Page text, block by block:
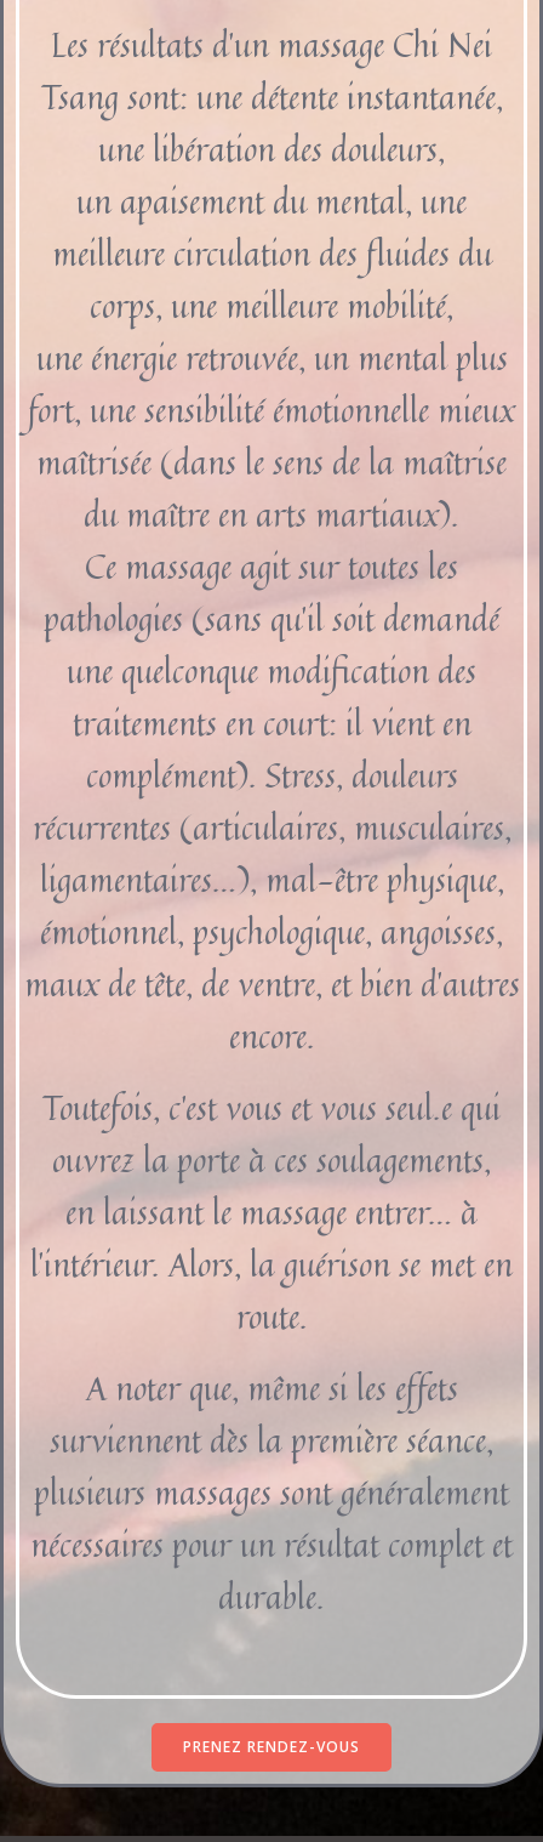
Les résultats d’un massage Chi Nei
Tsang sont: unedétenteinstantanée,
une libération des douleurs,
un apaisement du mental, une
meilleure circulation des fluides du
corps, une meilleure mobilité,
une énergie retrouvée, un mental plus
fort, une sensibilité émotionnelle mieux
maîtrisée (dans le sens de la maîtrise
du maître en arts martiaux).
Ce massage agit sur toutes les
pathologies (sans qu’il soit demandé
une quelconque modification des
traitements en court: il vient en
complément). Stress, douleurs
récurrentes (articulaires, musculaires,
ligamentaires…), mal-être physique,
émotionnel, psychologique, angoisses,
maux de tête, de ventre, et bien d’autres
encore.
Toutefois, c’est vous et vous seul.e qui
ouvrez la porte à ces soulagements,
en laissant le massage entrer… à
l’intérieur. Alors, la guérison se met en
route.
A noter que, même si les effets
surviennent dès la première séance,
plusieurs massages sont généralement
nécessaires pour un résultat complet et
durable.
PRENEZ RENDEZ-VOUS